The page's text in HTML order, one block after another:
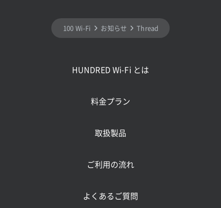
100 Wi-Fi お知らせ Threads (スレッズ) 利用開始
HUNDRED Wi-Fi とは
料金プラン
取扱製品
ご利用の流れ
よくあるご質問